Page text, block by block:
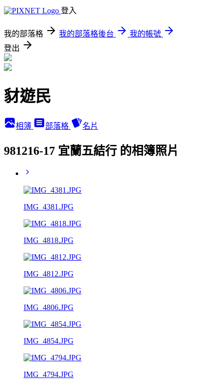
登入
我的部落格 我的部落格後台
我的帳號
登出
豺遊民
相簿 部落格 名片
981216-17 宜蘭五結行 的相簿照片
IMG_4381.JPG
IMG_4818.JPG
IMG_4812.JPG
IMG_4806.JPG
IMG_4854.JPG
IMG_4794.JPG